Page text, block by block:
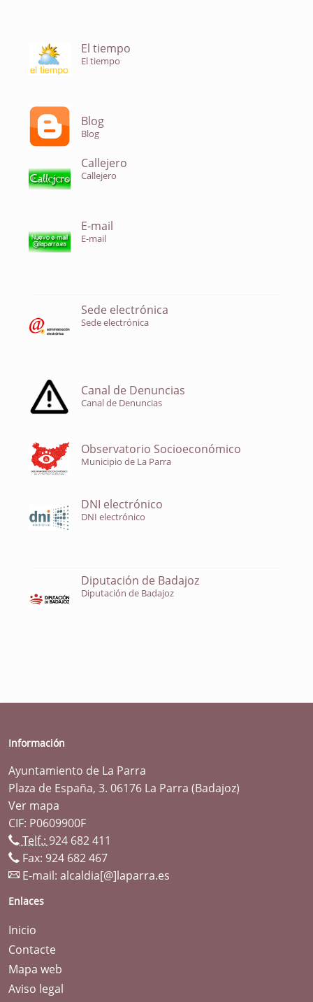
El tiempo
El tiempo
Blog
Blog
Callejero
Callejero
E-mail
E-mail
Sede electrónica
Sede electrónica
Canal de Denuncias
Canal de Denuncias
Observatorio Socioeconómico
Municipio de La Parra
DNI electrónico
DNI electrónico
Diputación de Badajoz
Diputación de Badajoz
Información
Ayuntamiento de La Parra
Plaza de España, 3. 06176 La Parra (Badajoz)
Ver mapa
CIF: P0609900F
Telf.: 924 682 411
Fax: 924 682 467
E-mail: alcaldia[@]laparra.es
Enlaces
Inicio
Contacte
Mapa web
Aviso legal